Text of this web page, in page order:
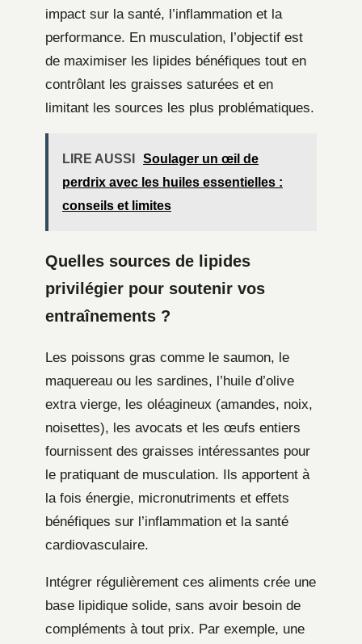
impact sur la santé, l’inflammation et la
performance. En musculation, l’objectif est
de maximiser les lipides bénéfiques tout en
contrôlant les graisses saturées et en
limitant les sources les plus problématiques.
LIRE AUSSI
Soulager un œil de
perdrix avec les huiles essentielles :
conseils et limites
Quelles sources de lipides
privilégier pour soutenir vos
entraînements ?
Les poissons gras comme le saumon, le
maquereau ou les sardines, l’huile d’olive
extra vierge, les oléagineux (amandes, noix,
noisettes), les avocats et les œufs entiers
fournissent des graisses intéressantes pour
le pratiquant de musculation. Ils apportent à
la fois énergie, micronutriments et effets
bénéfiques sur l’inflammation et la santé
cardiovasculaire.
Intégrer régulièrement ces aliments crée une
base lipidique solide, sans avoir besoin de
compléments à tout prix. Par exemple, une